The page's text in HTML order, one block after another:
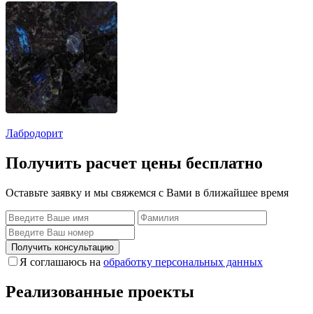
Лабродорит
Получить расчет цены бесплатно
Оставьте заявку и мы свяжемся с Вами в ближайшее время
Получить консультацию
Я соглашаюсь на обработку персональных данных
Реализованные проекты